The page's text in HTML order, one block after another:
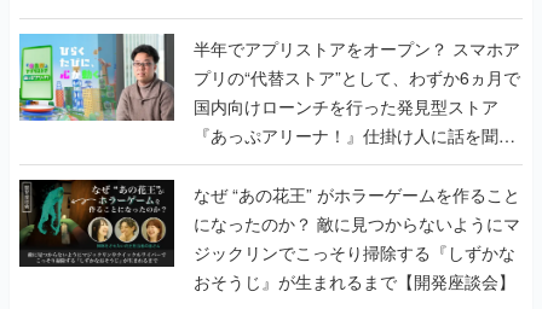
うこだわりをプロデューサーに聞いた
半年でアプリストアをオープン？ スマホア
プリの“代替ストア”として、わずか6ヵ月で
国内向けローンチを行った発見型ストア
『あっぷアリーナ！』仕掛け人に話を聞い
てみた
なぜ “あの花王” がホラーゲームを作ること
になったのか？ 敵に見つからないようにマ
ジックリンでこっそり掃除する『しずかな
おそうじ』が生まれるまで【開発座談会】